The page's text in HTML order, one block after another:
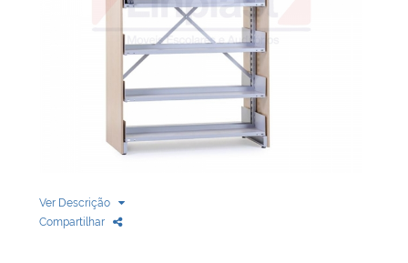
Ver Descrição
Compartilhar